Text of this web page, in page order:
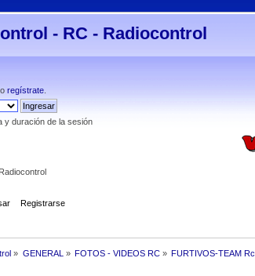
- RC - Radiocontrol
oregístrate
y duración de la sesión
Registrarse
» GENERAL » FOTOS - VIDEOS RC » FURTIVOS-TEAM Rc